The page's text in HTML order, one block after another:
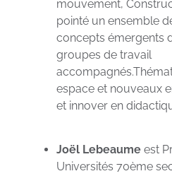
mouvement,
pointé un ensemble
concepts émergents
groupes de travail
espace et nouveaux
et innover en
Joël Lebeaume est
Universités 70ème